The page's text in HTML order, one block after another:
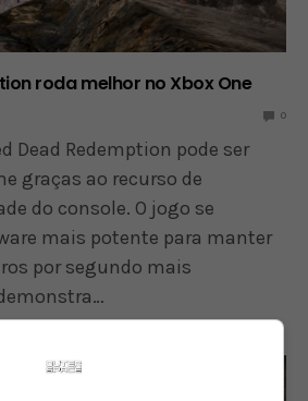
roda melhor no Xbox One
0
Dead Redemption pode ser
graças ao recurso de
do console. O jogo se
mais potente para manter
por segundo mais